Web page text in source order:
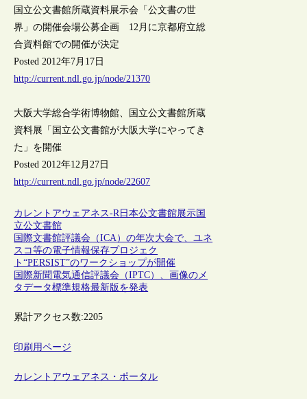
国立公文書館所蔵資料展示会「公文書の世
界」の開催会場公募企画 12月に京都府立総
合資料館での開催が決定
Posted 2012年7月17日
http://current.ndl.go.jp/node/21370
大阪大学総合学術博物館、国立公文書館所蔵
資料展「国立公文書館が大阪大学にやってき
た」を開催
Posted 2012年12月27日
http://current.ndl.go.jp/node/22607
カレントアウェアネス-R日本公文書館展示国
立公文書館
国際文書館評議会（ICA）の年次大会で、ユネ
スコ等の電子情報保存プロジェク
ト“PERSIST”のワークショップが開催
国際新聞電気通信評議会（IPTC）、画像のメ
タデータ標準規格最新版を発表
累計アクセス数:2205
印刷用ページ
カレントアウェアネス・ポータル